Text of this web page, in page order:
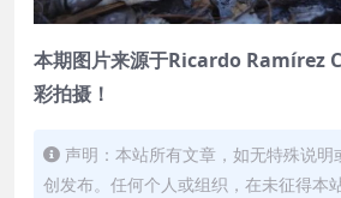
本期图片来源于Ricardo Ramírez
彩拍摄！
声明：本站所有文章，如无特殊说
创发布。任何个人或组织，在未征得本